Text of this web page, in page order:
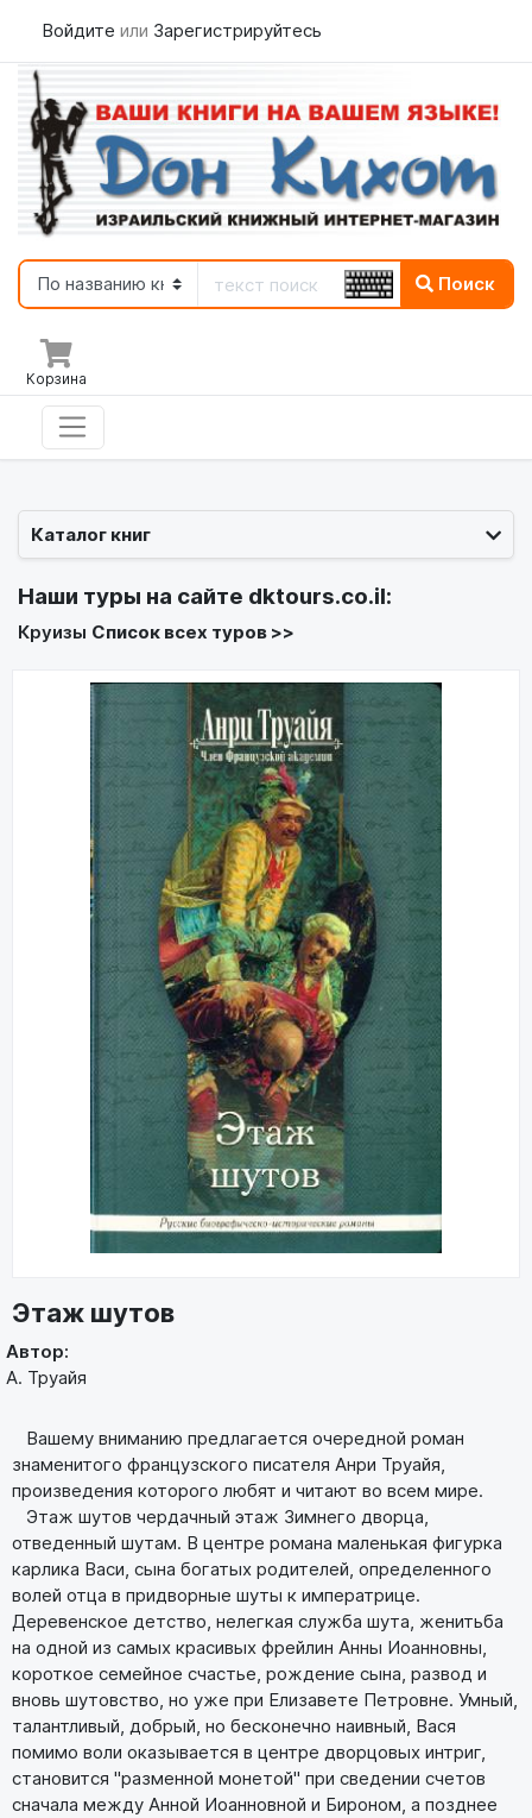
Войдите или Зарегистрируйтесь
Поиск
Корзина
Каталог книг
Наши туры на сайте dktours.co.il:
Круизы Список всех туров >>
Этаж шутов
Автор:
А. Труайя
Вашему вниманию предлагается очередной роман
знаменитого французского писателя Анри Труайя,
произведения которого любят и читают во всем мире.
Этаж шутов чердачный этаж Зимнего дворца,
отведенный шутам. В центре романа маленькая фигурка
карлика Васи, сына богатых родителей, определенного
волей отца в придворные шуты к императрице.
Деревенское детство, нелегкая служба шута, женитьба
на одной из самых красивых фрейлин Анны Иоанновны,
короткое семейное счастье, рождение сына, развод и
вновь шутовство, но уже при Елизавете Петровне. Умный,
талантливый, добрый, но бесконечно наивный, Вася
помимо воли оказывается в центре дворцовых интриг,
становится "разменной монетой" при сведении счетов
сначала между Анной Иоанновной и Бироном, а позднее